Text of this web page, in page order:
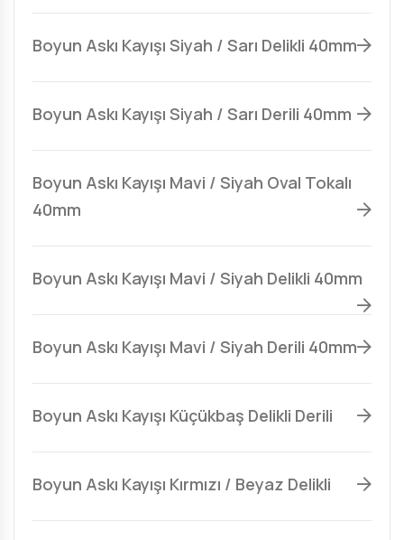
Boyun Askı Kayışı Siyah / Sarı Delikli 40mm
Boyun Askı Kayışı Siyah / Sarı Derili 40mm
Boyun Askı Kayışı Mavi / Siyah Oval Tokalı
40mm
Boyun Askı Kayışı Mavi / Siyah Delikli 40mm
Boyun Askı Kayışı Mavi / Siyah Derili 40mm
Boyun Askı Kayışı Küçükbaş Delikli Derili
Boyun Askı Kayışı Kırmızı / Beyaz Delikli